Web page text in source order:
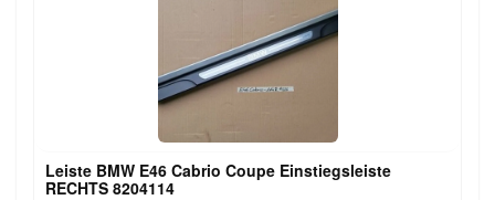
Leiste BMW E46 Cabrio Coupe Einstiegsleiste
RECHTS 8204114